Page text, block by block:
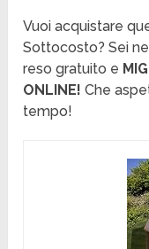
Vuoi acquistare
Sottocosto? Sei
reso gratuito e
ONLINE! Che
tempo!